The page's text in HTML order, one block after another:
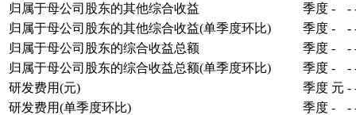
归属于母公司股东的其他综合收益
季度 - -
归属于母公司股东的其他综合收益(单季度环比)
季度 - -
归属于母公司股东的综合收益总额
季度 - -
归属于母公司股东的综合收益总额(单季度环比)
季度 - -
研发费用(元)
季度 元 -
研发费用(单季度环比)
季度 - -